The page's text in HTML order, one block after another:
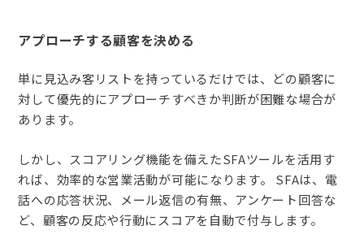
アプローチする顧客を決める
単に見込み客リストを持っているだけでは、どの顧客に
対して優先的にアプローチすべきか判断が困難な場合が
あります。
しかし、スコアリング機能を備えたSFAツールを活用す
れば、効率的な営業活動が可能になります。 SFAは、電
話への応答状況、メール返信の有無、アンケート回答な
ど、顧客の反応や行動にスコアを自動で付与します。